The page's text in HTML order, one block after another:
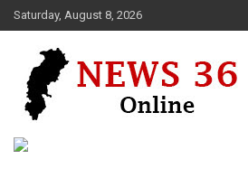
Skip
to
Saturday, August 8, 2026
News 36